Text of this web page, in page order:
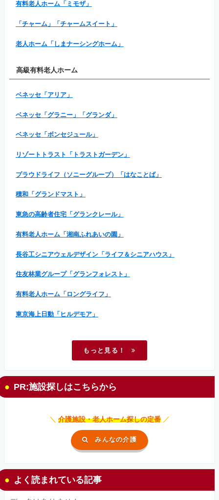
有料老人ホーム「ミモザ」
「チャーム」「チャームスイート」
老人ホーム「しまナーシングホーム」
高級有料老人ホーム
ベネッセ「アリア」
ベネッセ「グラニー」「グランダ」
ベネッセ「ボンセジュール」
リゾートトラスト「トラストガーデン」
プラウドライフ（ソニーグループ）「はなことば」
積和「グランドマスト」
東急の高齢者住宅「グランクレール」
有料老人ホーム「湘南ふれあいの園」
長谷工シニアウェルデザイン「ライフ＆シニアハウス」
住友林業グループ「グランフォレスト」
有料老人ホーム「ロングライフ」
東京海上日動「ヒルデモア」
もっと見る！
PR:施設探しはこちらから
＼ 介護施設・老人ホーム探しの定番 ／
みんなの介護
よく読まれている記事